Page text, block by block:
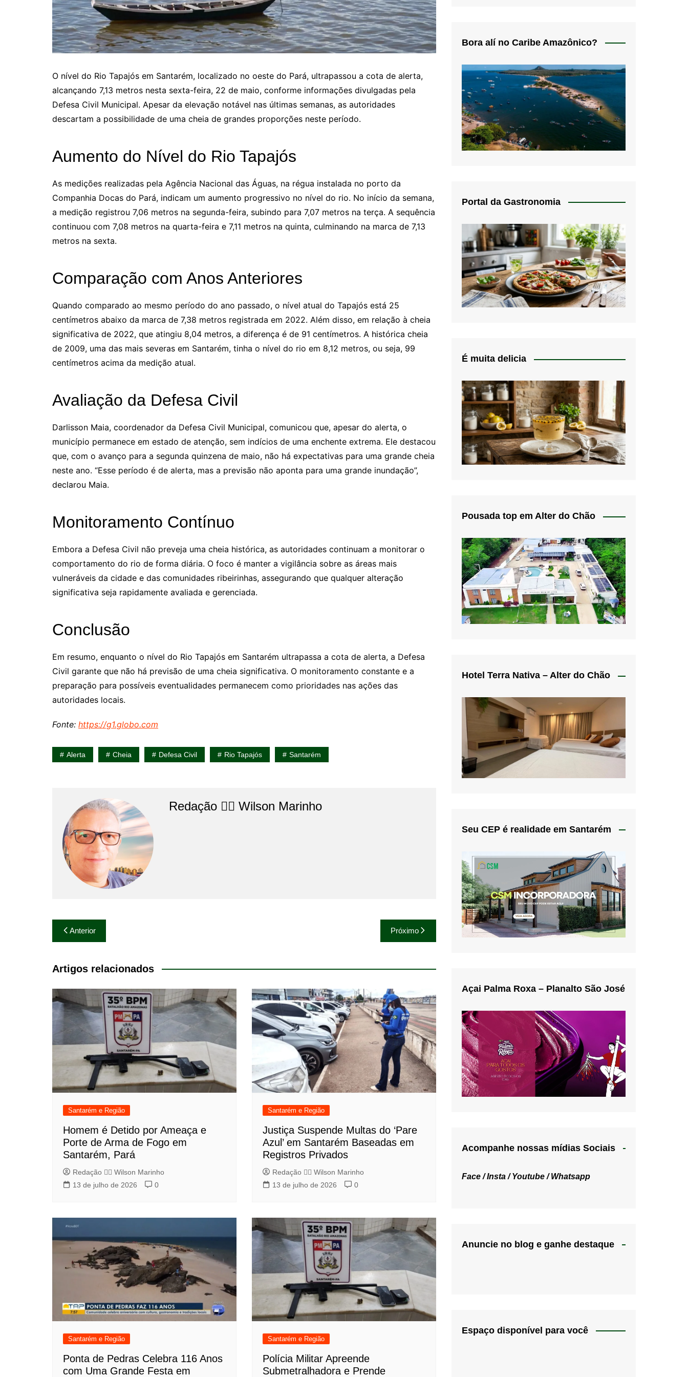
O nível do Rio Tapajós em Santarém, localizado no oeste do Pará, ultrapassou a cota de alerta,
alcançando 7,13 metros nesta sexta-feira, 22 de maio, conforme informações divulgadas pela
Defesa Civil Municipal. Apesar da elevação notável nas últimas semanas, as autoridades
descartam a possibilidade de uma cheia de grandes proporções neste período.
Aumento do Nível do Rio Tapajós
As medições realizadas pela Agência Nacional das Águas, na régua instalada no porto da
Companhia Docas do Pará, indicam um aumento progressivo no nível do rio. No início da semana,
a medição registrou 7,06 metros na segunda-feira, subindo para 7,07 metros na terça. A sequência
continuou com 7,08 metros na quarta-feira e 7,11 metros na quinta, culminando na marca de 7,13
metros na sexta.
Comparação com Anos Anteriores
Quando comparado ao mesmo período do ano passado, o nível atual do Tapajós está 25
centímetros abaixo da marca de 7,38 metros registrada em 2022. Além disso, em relação à cheia
significativa de 2022, que atingiu 8,04 metros, a diferença é de 91 centímetros. A histórica cheia
de 2009, uma das mais severas em Santarém, tinha o nível do rio em 8,12 metros, ou seja, 99
centímetros acima da medição atual.
Avaliação da Defesa Civil
Darlisson Maia, coordenador da Defesa Civil Municipal, comunicou que, apesar do alerta, o
município permanece em estado de atenção, sem indícios de uma enchente extrema. Ele destacou
que, com o avanço para a segunda quinzena de maio, não há expectativas para uma grande cheia
neste ano. “Esse período é de alerta, mas a previsão não aponta para uma grande inundação”,
declarou Maia.
Monitoramento Contínuo
Embora a Defesa Civil não preveja uma cheia histórica, as autoridades continuam a monitorar o
comportamento do rio de forma diária. O foco é manter a vigilância sobre as áreas mais
vulneráveis da cidade e das comunidades ribeirinhas, assegurando que qualquer alteração
significativa seja rapidamente avaliada e gerenciada.
Conclusão
Em resumo, enquanto o nível do Rio Tapajós em Santarém ultrapassa a cota de alerta, a Defesa
Civil garante que não há previsão de uma cheia significativa. O monitoramento constante e a
preparação para possíveis eventualidades permanecem como prioridades nas ações das
autoridades locais.
Fonte: https://g1.globo.com
Alerta Cheia Defesa Civil Rio Tapajós Santarém
Redação 👨‍⚖️​ Wilson Marinho
Navegação
de
Post
Anterior Próximo
Artigos relacionados
Santarém e Região
Homem é Detido por Ameaça e
Porte de Arma de Fogo em
Santarém, Pará
Redação 👨‍⚖️​ Wilson Marinho
13 de julho de 2026
0
Santarém e Região
Justiça Suspende Multas do ‘Pare
Azul’ em Santarém Baseadas em
Registros Privados
Redação 👨‍⚖️​ Wilson Marinho
13 de julho de 2026
0
Santarém e Região
Ponta de Pedras Celebra 116 Anos
com Uma Grande Festa em
Santarém e Região
Polícia Militar Apreende
Submetralhadora e Prende
Bora alí no Caribe Amazônico?
Portal da Gastronomia
É muita delicia
Pousada top em Alter do Chão
Hotel Terra Nativa – Alter do Chão
Seu CEP é realidade em Santarém
Açai Palma Roxa – Planalto São José
Acompanhe nossas mídias Sociais
Face /Insta /Youtube /Whatsapp
Anuncie no blog e ganhe destaque
Espaço disponível para você